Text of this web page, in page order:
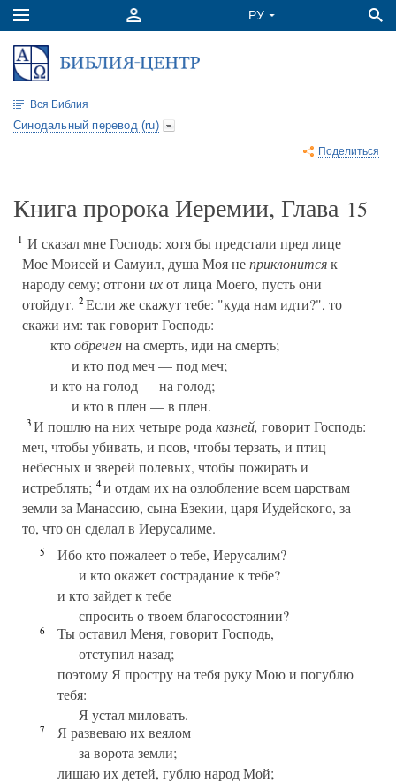
Вся Библия
Синодальный перевод (ru)
Поделиться
Книга пророка Иеремии, Глава 15
1 И сказал мне Господь: хотя бы предстали пред лице
Мое Моисей и Самуил, душа Моя неприклонитсяк
народу сему; отгони ихот лица Моего, пусть они
отойдут. 2Если же скажут тебе: "куда нам идти?", то
скажи им: так говорит Господь:
ктообреченна смерть, иди на смерть;
и кто под меч — под меч;
и кто на голод — на голод;
и кто в плен — в плен.
3И пошлю на них четыре рода казней, говорит Господь:
меч, чтобы убивать, и псов, чтобы терзать, и птиц
небесных и зверей полевых, чтобы пожирать и
истреблять; 4и отдам их на озлобление всем царствам
земли за Манассию, сына Езекии, царя Иудейского, за
то, что он сделал в Иерусалиме.
5
Ибо кто пожалеет о тебе, Иерусалим?
и кто окажет сострадание к тебе?
и кто зайдет к тебе
спросить о твоем благосостоянии?
6
Ты оставил Меня, говорит Господь,
отступил назад;
поэтому Я простру на тебя руку Мою и погублю
тебя:
Я устал миловать.
7
Я развеваю их веялом
за ворота земли;
лишаю их детей, гублю народ Мой;